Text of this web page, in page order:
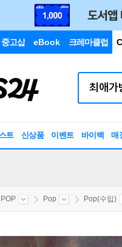
중고샵 eBook 크레마클럽
트 신상품 이벤트 바이백 매
POP Pop Pop(수입)